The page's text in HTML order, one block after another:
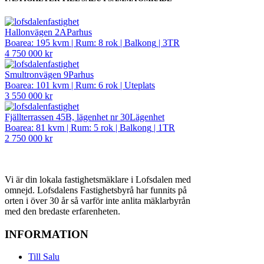
Hallonvägen 2AParhus
Boarea: 195 kvm | Rum: 8 rok | Balkong | 3TR
4 750 000 kr
Smultronvägen 9Parhus
Boarea: 101 kvm | Rum: 6 rok | Uteplats
3 550 000 kr
Fjällterrassen 45B, lägenhet nr 30Lägenhet
Boarea: 81 kvm | Rum: 5 rok | Balkong | 1TR
2 750 000 kr
Vi är din lokala fastighetsmäklare i Lofsdalen med
omnejd. Lofsdalens Fastighetsbyrå har funnits på
orten i över 30 år så varför inte anlita mäklarbyrån
med den bredaste erfarenheten.
INFORMATION
Till Salu